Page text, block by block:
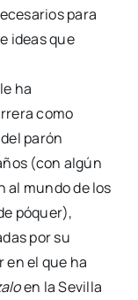
para
ideas que
ha
como
parón
(con algún
al mundo de los
póquer),
por su
el que ha
en la Sevilla